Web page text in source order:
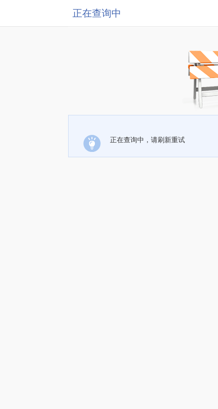
正在查询中
正在查询中，请刷新重试